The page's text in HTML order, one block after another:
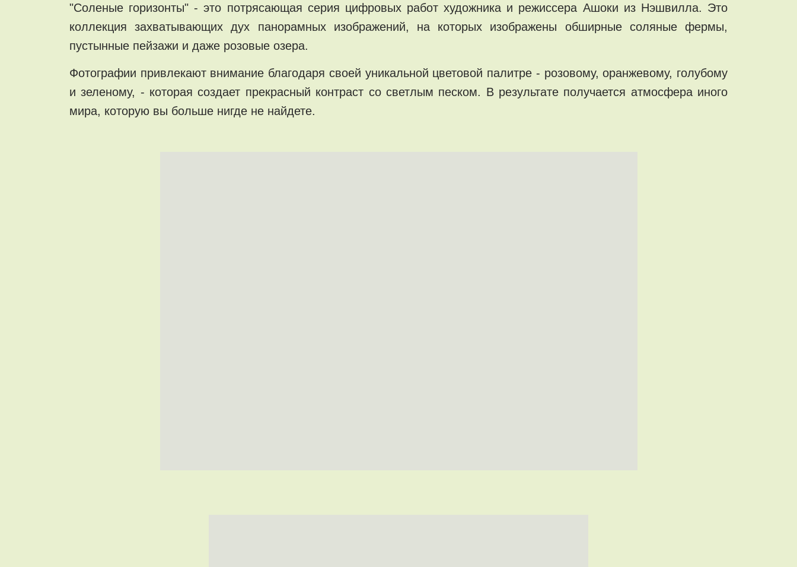
"Соленые горизонты" - это потрясающая серия цифровых работ художника и режиссера Ашоки из Нэшвилла. Это
коллекция захватывающих дух панорамных изображений, на которых изображены обширные соляные фермы,
пустынные пейзажи и даже розовые озера.
Фотографии привлекают внимание благодаря своей уникальной цветовой палитре - розовому, оранжевому, голубому
и зеленому, - которая создает прекрасный контраст со светлым песком. В результате получается атмосфера иного
мира, которую вы больше нигде не найдете.